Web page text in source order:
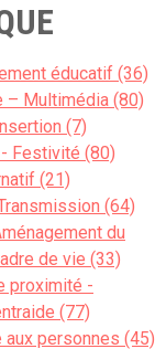
éducatif (36)
– Multimédia (80)
(7)
Festivité (80)
(21)
(64)
du
de vie (33)
proximité -
(77)
aux personnes (45)